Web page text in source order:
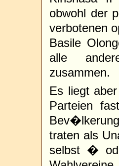
obwohl der
verbotenen
Basile
alle
zusammen.
Es liegt
Parteien
traten als
selbst �